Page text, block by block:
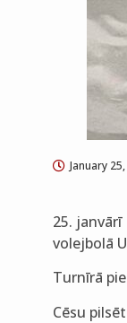
January
25.
volejbolā
Turnīrā
Cēsu